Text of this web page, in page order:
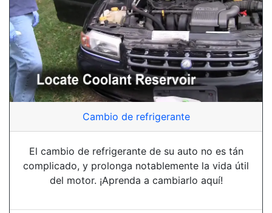
Cambio de refrigerante
El cambio de refrigerante de su auto no es tán
complicado, y prolonga notablemente la vida útil
del motor. ¡Aprenda a cambiarlo aquí!